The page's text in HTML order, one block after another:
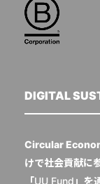
DIGITAL
Circular
けで社会貢献に
「UU Fund 」を